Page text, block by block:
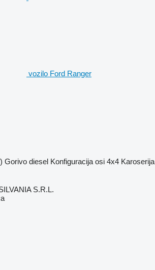
vozilo Ford Ranger
Gorivo diesel Konfiguracija osi 4x4 Karoserija
S.R.L.